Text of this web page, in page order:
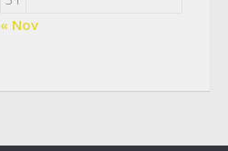
« Nov